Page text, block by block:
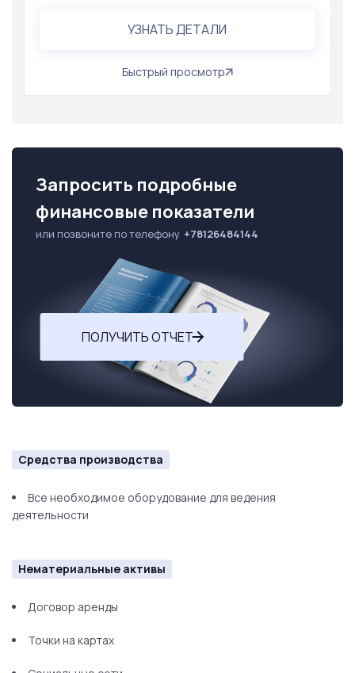
УЗНАТЬ ДЕТАЛИ
Быстрый просмотр
Запросить подробные
финансовые показатели
или позвоните по телефону +78126484144
ПОЛУЧИТЬ ОТЧЕТ
Средства производства
Все необходимое оборудование для ведения
деятельности
Нематериальные активы
Договор аренды
Точки на картах